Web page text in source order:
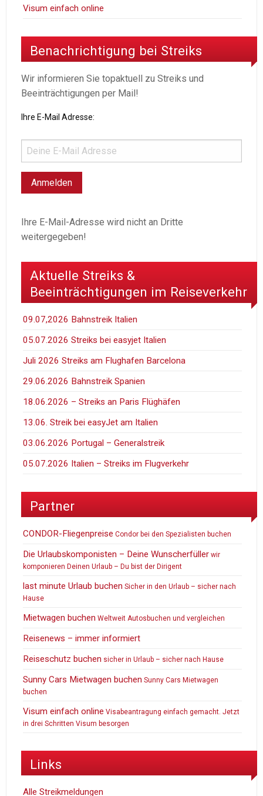
Visum einfach online
Benachrichtigung bei Streiks
Wir informieren Sie topaktuell zu Streiks und
Beeinträchtigungen per Mail!
Ihre E-Mail Adresse:
Ihre E-Mail-Adresse wird nicht an Dritte
weitergegeben!
Aktuelle Streiks &
Beeinträchtigungen im Reiseverkehr
09.07,2026 Bahnstreik Italien
05.07.2026 Streiks bei easyjet Italien
Juli 2026 Streiks am Flughafen Barcelona
29.06.2026 Bahnstreik Spanien
18.06.2026 – Streiks an Paris Flüghäfen
13.06. Streik bei easyJet am Italien
03.06.2026 Portugal – Generalstreik
05.07.2026 Italien – Streiks im Flugverkehr
Partner
CONDOR-Fliegenpreise Condor bei den Spezialisten buchen
Die Urlaubskomponisten – Deine Wunscherfüller wir
komponieren Deinen Urlaub – Du bist der Dirigent
last minute Urlaub buchen Sicher in den Urlaub – sicher nach
Hause
Mietwagen buchen Weltweit Autosbuchen und vergleichen
Reisenews – immer informiert
Reiseschutz buchen sicher in Urlaub – sicher nach Hause
Sunny Cars Mietwagen buchen Sunny Cars Mietwagen
buchen
Visum einfach online Visabeantragung einfach gemacht. Jetzt
in drei Schritten Visum besorgen
Links
Alle Streikmeldungen